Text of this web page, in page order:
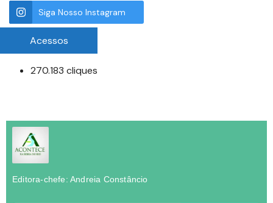
Siga Nosso Instagram
Acessos
270.183 cliques
Editora-chefe: Andreia Constâncio